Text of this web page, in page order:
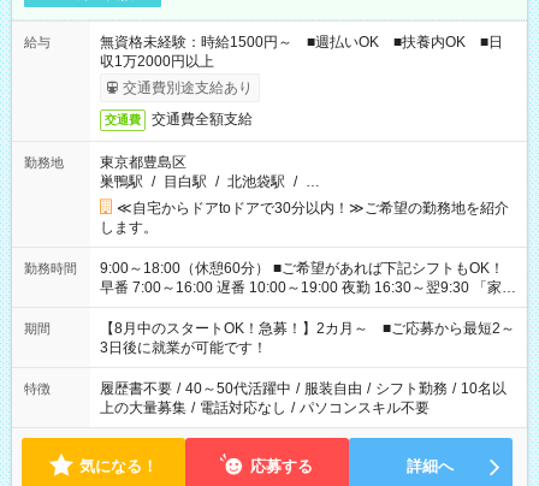
給与
無資格未経験：時給1500円～ ■週払いOK ■扶養内OK ■日
収1万2000円以上
交通費別途支給あり
交通費 交通費全額支給
勤務地
東京都豊島区
巣鴨駅 / 目白駅 / 北池袋駅 / …
≪自宅からドアtoドアで30分以内！≫ご希望の勤務地を紹介
します。
勤務時間
9:00～18:00（休憩60分） ■ご希望があれば下記シフトもOK！
早番 7:00～16:00 遅番 10:00～19:00 夜勤 16:30～翌9:30 「家族
と休みを合わせたい」 「余裕を持って夕飯の準備がしたい」
「できれば残業はしたくない」 など、ご希望を教えてください
ね。 ※Wワーク希望の方へ 今ご覧のお仕事で希望する勤務時間
と、もう1つのお仕事の勤務時間。 合計で週40時間を超える場
合は応募できません。
期間
【8月中のスタートOK！急募！】2カ月～ ■ご応募から最短2～
3日後に就業が可能です！
特徴 履歴書不要 / 40～50代活躍中 / 服装自由 / シフト勤務 / 10名以
上の大量募集 / 電話対応なし / パソコンスキル不要
気になる！ 応募する 詳細へ